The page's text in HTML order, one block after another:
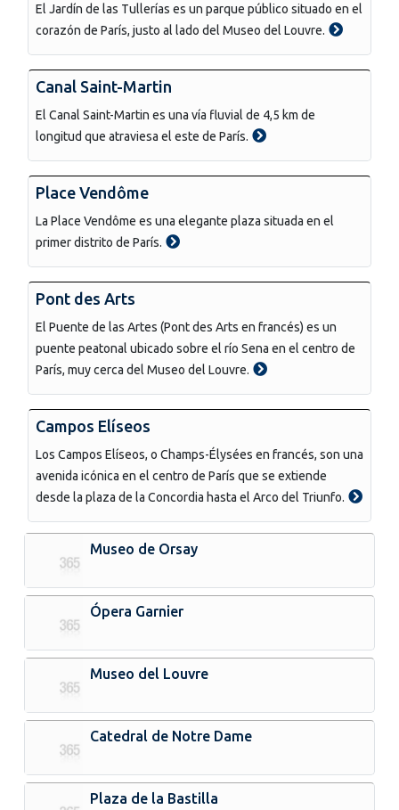
El Jardín de las Tullerías es un parque público situado en el
corazón de París, justo al lado del Museo del Louvre.
Canal Saint-Martin
El Canal Saint-Martin es una vía fluvial de 4,5 km de
longitud que atraviesa el este de París.
Place Vendôme
La Place Vendôme es una elegante plaza situada en el
primer distrito de París.
Pont des Arts
El Puente de las Artes (Pont des Arts en francés) es un
puente peatonal ubicado sobre el río Sena en el centro de
París, muy cerca del Museo del Louvre.
Campos Elíseos
Los Campos Elíseos, o Champs-Élysées en francés, son una
avenida icónica en el centro de París que se extiende
desde la plaza de la Concordia hasta el Arco del Triunfo.
Museo de Orsay
Ópera Garnier
Museo del Louvre
Catedral de Notre Dame
Plaza de la Bastilla